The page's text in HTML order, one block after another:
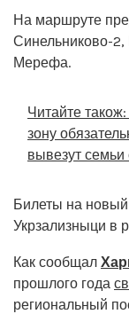
На маршруте
Синельниково-2,
Мерефа.
Читайте також:
зону
вывезут семьи
Билеты на
Укрзализныци в
Как сообщал
прошлого года
региональный